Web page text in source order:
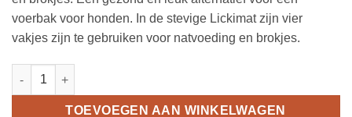
voerbak voor honden. In de stevige Lickimat zijn vier
vakjes zijn te gebruiken voor natvoeding en brokjes.
Lickimat Slomo groen aantal
TOEVOEGEN AAN WINKELWAGEN